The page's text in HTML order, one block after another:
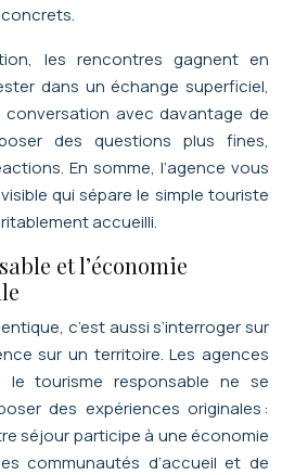
concrets.
les rencontres gagnent en
dans un échange superficiel,
avec davantage de
des questions plus fines,
En somme, l’agence vous
qui sépare le simple touriste
accueilli.
et l’économie
c’est aussi s’interroger sur
sur un territoire. Les agences
le tourisme responsable ne se
des expériences originales :
séjour participe à une économie
communautés d’accueil et de